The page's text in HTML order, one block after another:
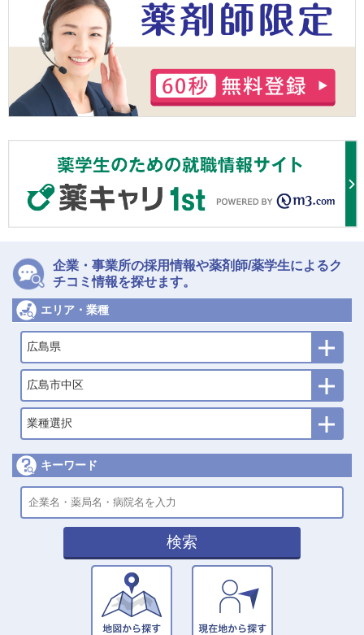
企業・事業所の採用情報や薬剤師/薬学生によるク
チコミ情報を探せます。
エリア・業種
広島県
広島市中区
業種選択
キーワード
検索